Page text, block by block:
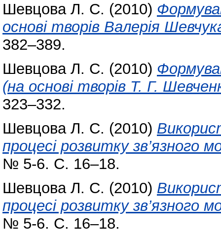
Шевцова Л. С. (2010)
основі творів Валерія
382–389.
Шевцова Л. С. (2010)
(на основі творів Т. Г.
323–332.
Шевцова Л. С. (2010)
процесі розвитку зв’язного
№ 5-6. С. 16–18.
Шевцова Л. С. (2010)
процесі розвитку зв’язного
№ 5-6. С. 16–18.